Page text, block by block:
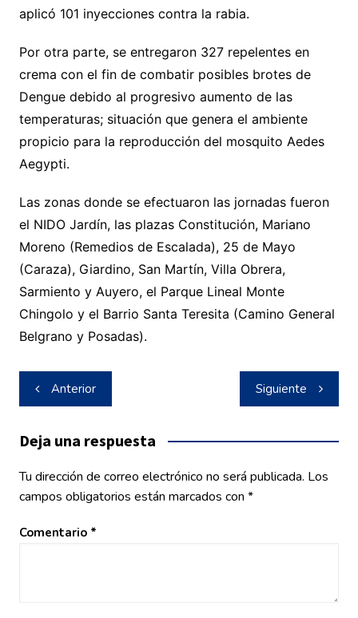
aplicó 101 inyecciones contra la rabia.
Por otra parte, se entregaron 327 repelentes en
crema con el fin de combatir posibles brotes de
Dengue debido al progresivo aumento de las
temperaturas; situación que genera el ambiente
propicio para la reproducción del mosquito Aedes
Aegypti.
Las zonas donde se efectuaron las jornadas fueron
el NIDO Jardín, las plazas Constitución, Mariano
Moreno (Remedios de Escalada), 25 de Mayo
(Caraza), Giardino, San Martín, Villa Obrera,
Sarmiento y Auyero, el Parque Lineal Monte
Chingolo y el Barrio Santa Teresita (Camino General
Belgrano y Posadas).
Navegación
de
entradas
Anterior Siguiente
Deja una respuesta
Tu dirección de correo electrónico no será publicada. Los
campos obligatorios están marcados con *
Comentario *